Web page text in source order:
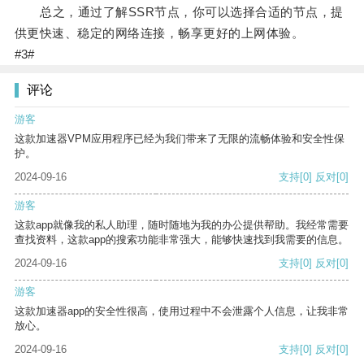
总之，通过了解SSR节点，你可以选择合适的节点，提
供更快速、稳定的网络连接，畅享更好的上网体验。
#3#
评论
游客
这款加速器VPM应用程序已经为我们带来了无限的流畅体验和安全性保
护。
2024-09-16
支持[0] 反对[0]
游客
这款app就像我的私人助理，随时随地为我的办公提供帮助。我经常需要
查找资料，这款app的搜索功能非常强大，能够快速找到我需要的信息。
2024-09-16
支持[0] 反对[0]
游客
这款加速器app的安全性很高，使用过程中不会泄露个人信息，让我非常
放心。
2024-09-16
支持[0] 反对[0]